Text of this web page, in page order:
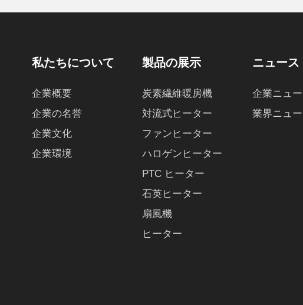
私たちについて
企業概要
企業の名誉
企業文化
企業環境
製品の展示
炭素繊維暖房機
対流式ヒーター
ファンヒーター
ハロゲンヒーター
PTC ヒーター
石英ヒーター
扇風機
ヒーター
ニュース
企業ニュ
業界ニュ